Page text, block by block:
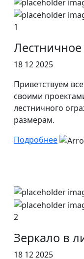
1
18 12 2025
Приветствуем
своими
лестничного
размерам.
Подробнее
2
Зеркало в
18 12 2025